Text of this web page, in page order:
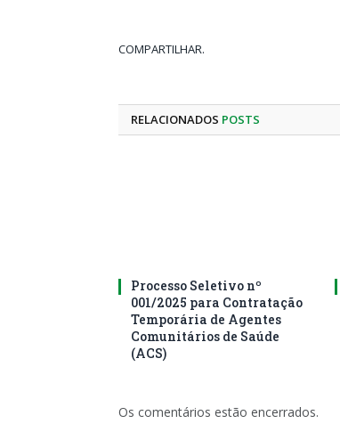
COMPARTILHAR.
RELACIONADOS POSTS
Processo Seletivo nº
001/2025 para Contratação
Temporária de Agentes
Comunitários de Saúde
(ACS)
Os comentários estão encerrados.